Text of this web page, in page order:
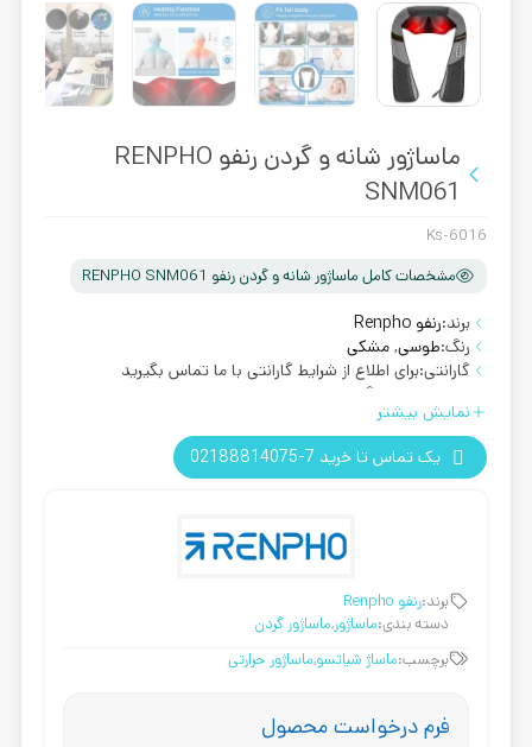
ماساژور شانه و گردن رنفو RENPHO
SNM061
Ks-6016
مشخصات کامل ماساژور شانه و گردن رنفو RENPHO SNM061
برند:رنفو Renpho
رنگ:طوسی, مشکی
گارانتی:برای اطلاع از شرایط گارانتی با ما تماس بگیرید
رایگان
نمایش بیشتر
یک تماس تا خرید 7-02188814075
برند:رنفو Renpho
دسته بندی:ماساژور,ماساژور گردن
برچسب:ماساژ شیاتسو,ماساژور حرارتی
فرم درخواست محصول